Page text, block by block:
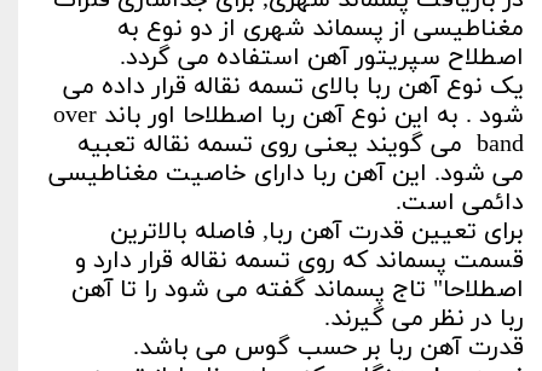
مغناطیسی از پسماند شهری از دو نوع به
اصطلاح سپریتور آهن استفاده می گردد.
یک نوع آهن ربا بالای تسمه نقاله قرار داده می
شود . به این نوع آهن ربا اصطلاحا اور باند over
band می گویند یعنی روی تسمه نقاله تعبیه
می شود. این آهن ربا دارای خاصیت مغناطیسی
دائمی است.
برای تعیین قدرت آهن ربا, فاصله بالاترین
قسمت پسماند که روی تسمه نقاله قرار دارد و
اصطلاحا" تاج پسماند گفته می شود را تا آهن
ربا در نظر می گیرند.
قدرت آهن ربا بر حسب گوس می باشد.